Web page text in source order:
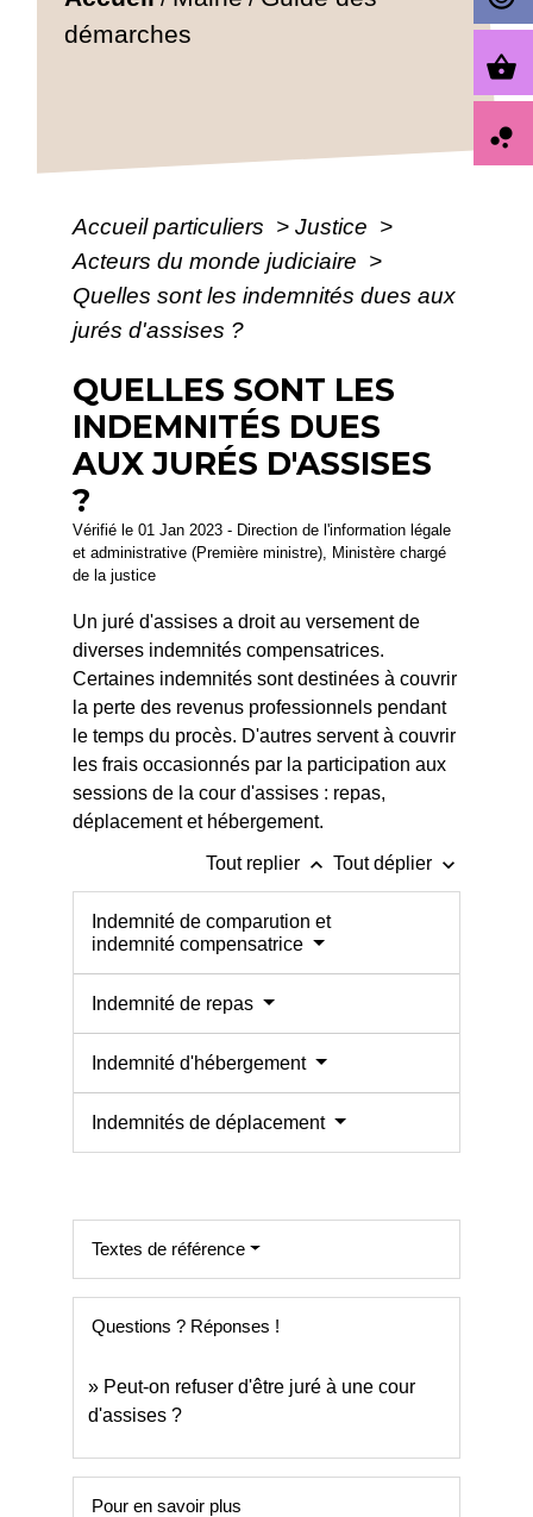
démarches
Accueil particuliers > Justice >
Acteurs du monde judiciaire >
Quelles sont les indemnités dues aux
jurés d'assises ?
QUELLES SONT LES
INDEMNITÉS DUES
AUX JURÉS D'ASSISES
?
Vérifié le 01 Jan 2023 - Direction de l'information légale
et administrative (Première ministre), Ministère chargé
de la justice
Un juré d'assises a droit au versement de
diverses indemnités compensatrices.
Certaines indemnités sont destinées à couvrir
la perte des revenus professionnels pendant
le temps du procès. D'autres servent à couvrir
les frais occasionnés par la participation aux
sessions de la cour d'assises : repas,
déplacement et hébergement.
Tout replier keyboard_arrow_up Tout déplier keyboard_arrow_down
Indemnité de comparution et
indemnité compensatrice
Indemnité de repas
Indemnité d'hébergement
Indemnités de déplacement
Textes de référence
Questions ? Réponses !
Peut-on refuser d'être juré à une cour
d'assises ?
Pour en savoir plus
shopping_basket
bubble_chart